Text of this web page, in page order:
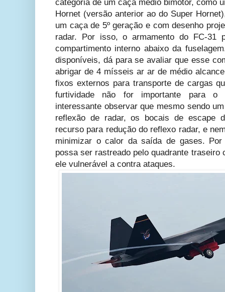
categoria de um caça médio bimotor, como
Hornet (versão anterior ao do Super
um caça de 5º geração e com desenho
radar. Por isso, o armamento do FC-31
compartimento interno abaixo da
disponíveis, dá para se avaliar que esse
abrigar de 4 mísseis ar ar de médio
fixos externos para transporte de cargas
furtividade não for importante para o
interessante observar que mesmo sendo
reflexão de radar, os bocais de escape
recurso para redução do reflexo radar, e
minimizar o calor da saída de gases.
possa ser rastreado pelo quadrante traseiro
ele vulnerável a contra ataques.